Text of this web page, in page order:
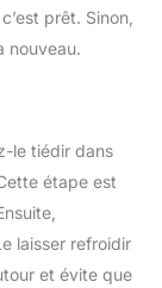
prêt. Sinon,
nouveau.
le tiédir dans
étape est
laisser refroidir
et évite que